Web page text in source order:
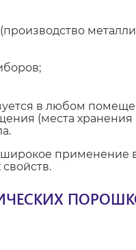
в любом
(места
применение